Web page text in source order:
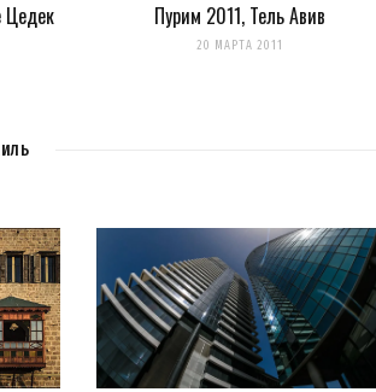
Цедек Пурим 2011, Тель Авив
20 МАРТА 2011